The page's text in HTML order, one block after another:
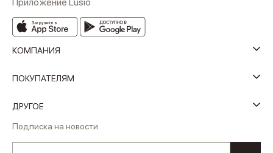
КОМПАНИЯ
ПОКУПАТЕЛЯМ
ДРУГОЕ
Подписка на новости